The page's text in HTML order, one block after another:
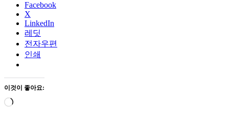
Facebook
X
LinkedIn
레딧
전자우편
인쇄
이것이 좋아요:
로